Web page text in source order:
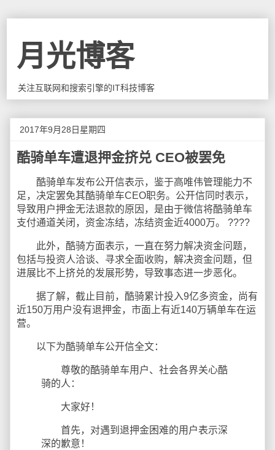
月光博客
关注互联网和搜索引擎的IT科技博客
2017年9月28日星期四
酷骑单车遭退押金挤兑 CEO被罢免
酷骑单车发布公开信表示，鉴于高唯伟管理能力不
足，决定罢免其酷骑单车CEO职务。公开信同时表示，
导致用户押金无法退款的原因，是由于微信将酷骑单车
支付通道关闭，资金冻结，冻结资金近4000万。 ????
此外，酷骑方面表示，一直在努力解决资金问题，
包括与投资人洽谈、寻求全面收购，解决资金问题，但
进展比不上挤兑的发展形势，导致事态进一步恶化。
据了解，截止目前，酷骑累计投入9亿多资金，尚有
近150万用户没有退押金，市面上有近140万辆单车在运
营。
以下为酷骑单车公开信全文：
尊敬的酷骑单车用户、社会各界关心酷
骑的人：
大家好！
首先，对遇到退押金困难的用户表示深
深的歉意！